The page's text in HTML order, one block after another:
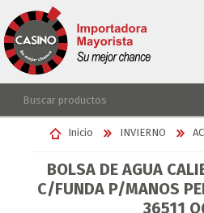
REGISTRARSE
LISTA DE DESEOS
Inicio INVIERNO
BOLSA DE AGUA
C/FUNDA P/MANOS
36511